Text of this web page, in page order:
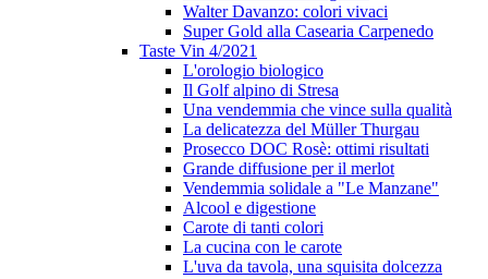
Walter Davanzo: colori vivaci
Super Gold alla Casearia Carpenedo
Taste Vin 4/2021
L'orologio biologico
Il Golf alpino di Stresa
Una vendemmia che vince sulla qualità
La delicatezza del Müller Thurgau
Prosecco DOC Rosè: ottimi risultati
Grande diffusione per il merlot
Vendemmia solidale a "Le Manzane"
Alcool e digestione
Carote di tanti colori
La cucina con le carote
L'uva da tavola, una squisita dolcezza